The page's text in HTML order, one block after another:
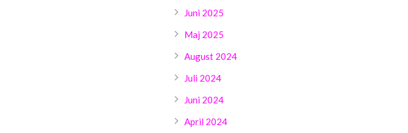
Juni 2025
Maj 2025
August 2024
Juli 2024
Juni 2024
April 2024